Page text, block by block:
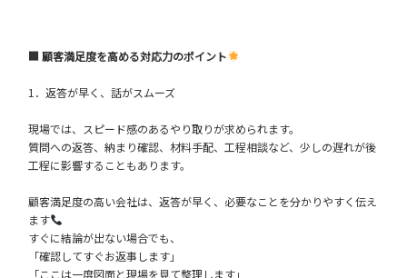
■ 顧客満足度を高める対応力のポイント
1．返答が早く、話がスムーズ
現場では、スピード感のあるやり取りが求められます。
質問への返答、納まり確認、材料手配、工程相談など、少しの遅れが後
工程に影響することもあります。
顧客満足度の高い会社は、返答が早く、必要なことを分かりやすく伝え
ます
すぐに結論が出ない場合でも、
「確認してすぐお返事します」
「ここは一度図面と現場を見て整理します」